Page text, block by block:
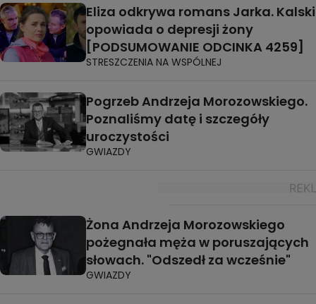
Eliza odkrywa romans Jarka. Kalski
opowiada o depresji żony
[PODSUMOWANIE ODCINKA 4259]
STRESZCZENIA NA WSPÓLNEJ
Pogrzeb Andrzeja Morozowskiego.
Poznaliśmy datę i szczegóły
uroczystości
GWIAZDY
Żona Andrzeja Morozowskiego
pożegnała męża w poruszających
słowach. "Odszedł za wcześnie"
GWIAZDY